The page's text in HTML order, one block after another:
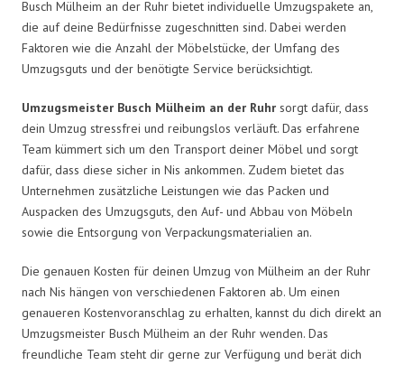
Busch Mülheim an der Ruhr bietet individuelle Umzugspakete an,
die auf deine Bedürfnisse zugeschnitten sind. Dabei werden
Faktoren wie die Anzahl der Möbelstücke, der Umfang des
Umzugsguts und der benötigte Service berücksichtigt.
Umzugsmeister Busch Mülheim an der Ruhr sorgt dafür, dass
dein Umzug stressfrei und reibungslos verläuft. Das erfahrene
Team kümmert sich um den Transport deiner Möbel und sorgt
dafür, dass diese sicher in Nis ankommen. Zudem bietet das
Unternehmen zusätzliche Leistungen wie das Packen und
Auspacken des Umzugsguts, den Auf- und Abbau von Möbeln
sowie die Entsorgung von Verpackungsmaterialien an.
Die genauen Kosten für deinen Umzug von Mülheim an der Ruhr
nach Nis hängen von verschiedenen Faktoren ab. Um einen
genaueren Kostenvoranschlag zu erhalten, kannst du dich direkt an
Umzugsmeister Busch Mülheim an der Ruhr wenden. Das
freundliche Team steht dir gerne zur Verfügung und berät dich